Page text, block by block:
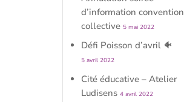
d’information convention
collective 5 mai 2022
Défi Poisson d’avril 🐠
5 avril 2022
Cité éducative – Atelier
Ludisens 4 avril 2022